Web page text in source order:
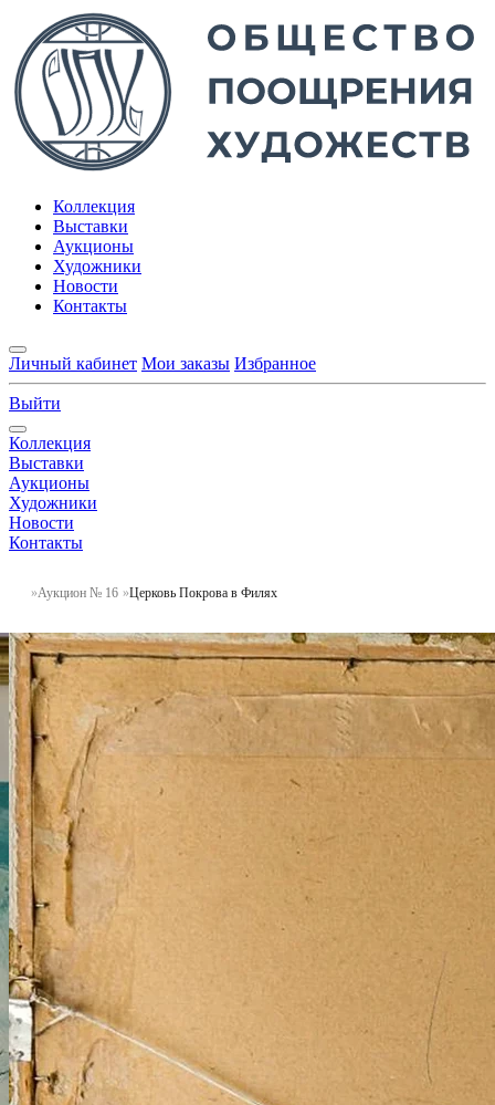
Коллекция
Выставки
Аукционы
Художники
Новости
Контакты
Личный кабинет Мои заказы Избранное
Выйти
Коллекция
Выставки
Аукционы
Художники
Новости
Контакты
Аукцион № 16 Церковь Покрова в Филях